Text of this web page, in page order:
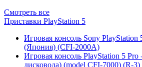
Смотреть все
Приставки PlayStation 5
Игровая консоль Sony
(Япония) (CFI-2000A)
Игровая консоль PlayStation 5
дисковода) (model CFI-7000) (R-